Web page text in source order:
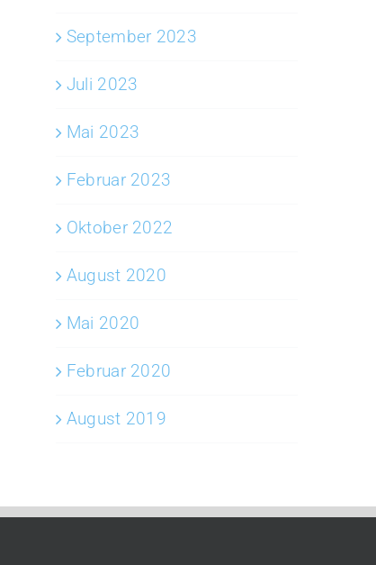
September 2023
Juli 2023
Mai 2023
Februar 2023
Oktober 2022
August 2020
Mai 2020
Februar 2020
August 2019